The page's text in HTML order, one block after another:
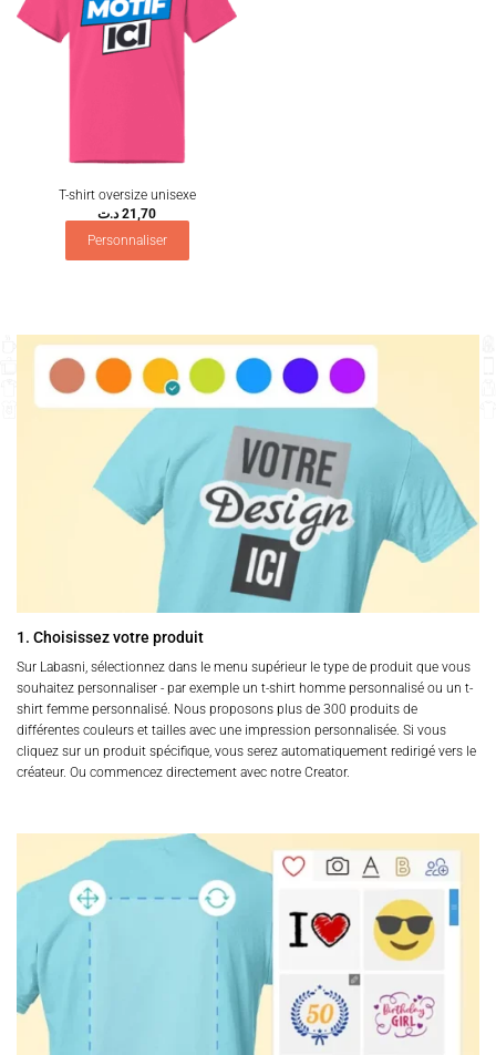
T-shirt oversize unisexe
21,70 د.ت
Personnaliser
1. Choisissez votre produit
Sur Labasni, sélectionnez dans le menu supérieur le type de produit que vous
souhaitez personnaliser - par exemple un t-shirt homme personnalisé ou un t-
shirt femme personnalisé. Nous proposons plus de 300 produits de
différentes couleurs et tailles avec une impression personnalisée. Si vous
cliquez sur un produit spécifique, vous serez automatiquement redirigé vers le
créateur. Ou commencez directement avec notre Creator.